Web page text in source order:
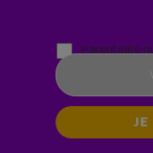
Parentalité